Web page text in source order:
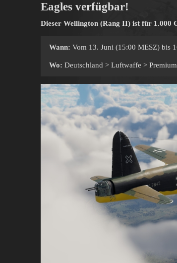
Eagles verfügbar!
Dieser Wellington (Rang II) ist für 1.000
Wann: Vom 13. Juni (15:00 MESZ) bis
Wo: Deutschland > Luftwaffe >